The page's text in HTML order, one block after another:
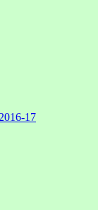
17